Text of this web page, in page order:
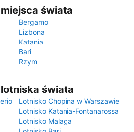
świata
Bergamo
Lizbona
Katania
Bari
Rzym
świata
Lotnisko Chopina w Warszawie
Lotnisko Katania-Fontanarossa
Lotnisko Malaga